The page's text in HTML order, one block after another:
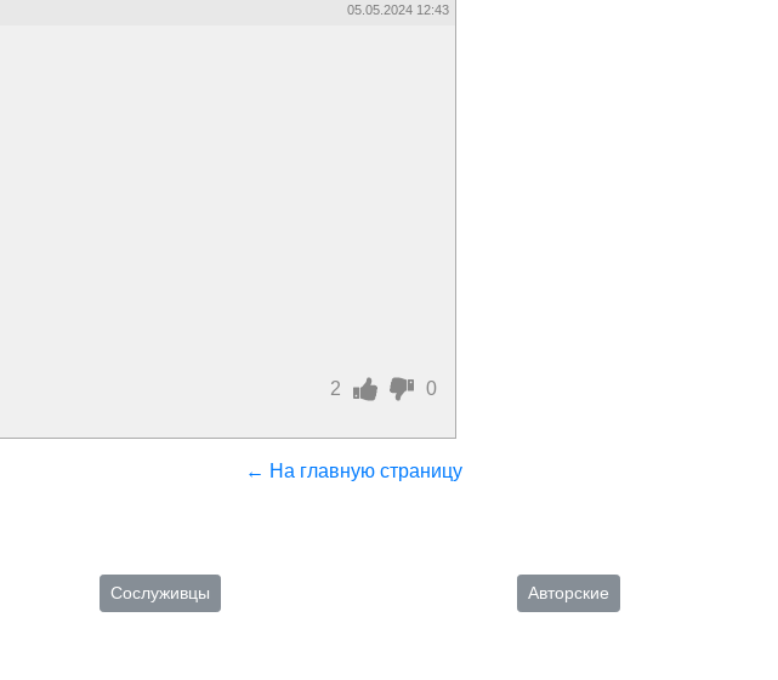
05.05.2024 12:43
2 0
← На главную страницу
Сослуживцы Авторские